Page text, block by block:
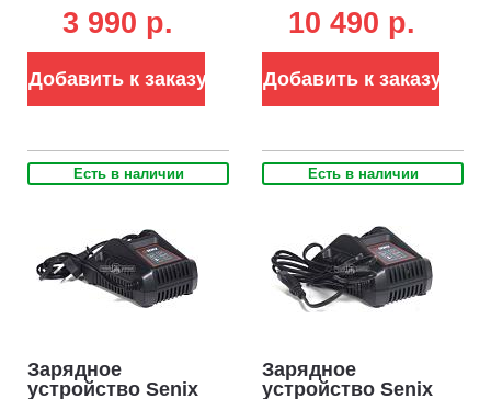
аккумуляторов
3 990 p.
Добавить к заказу
10 490 p.
Добавить к заказу
Есть в наличии
Зарядное
устройство Senix
Есть в наличии
Зарядное
устройство Senix